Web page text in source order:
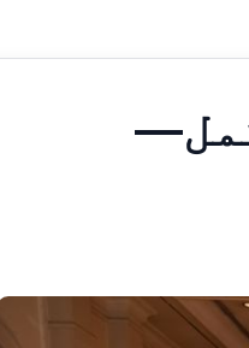
شو مکمل—